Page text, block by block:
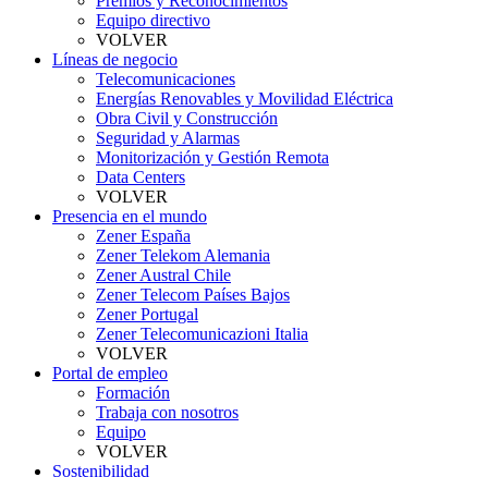
Equipo directivo
VOLVER
Líneas de negocio
Telecomunicaciones
Energías Renovables y Movilidad Eléctrica
Obra Civil y Construcción
Seguridad y Alarmas
Monitorización y Gestión Remota
Data Centers
VOLVER
Presencia en el mundo
Zener España
Zener Telekom Alemania
Zener Austral Chile
Zener Telecom Países Bajos
Zener Portugal
Zener Telecomunicazioni Italia
VOLVER
Portal de empleo
Formación
Trabaja con nosotros
Equipo
VOLVER
Sostenibilidad